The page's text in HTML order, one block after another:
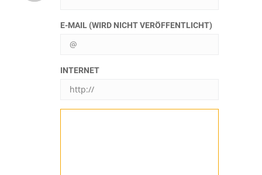
E-MAIL (WIRD NICHT VERÖFFENTLICHT)
INTERNET